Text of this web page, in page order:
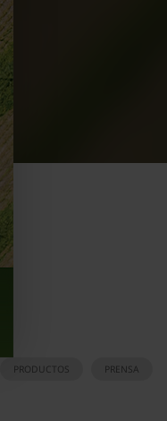
PRENSA
PRODUCTOS